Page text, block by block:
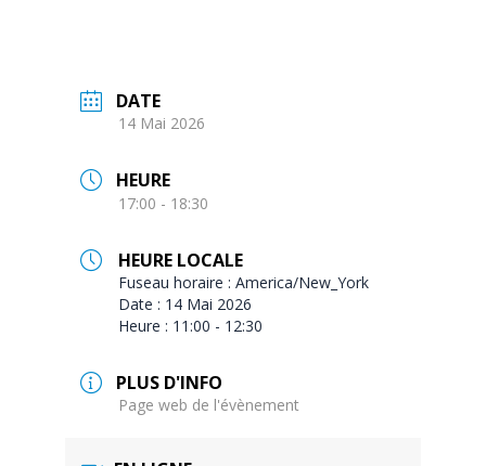
DATE
14 Mai 2026
HEURE
17:00 - 18:30
HEURE LOCALE
Fuseau horaire : America/New_York
Date : 14 Mai 2026
Heure : 11:00 - 12:30
PLUS D'INFO
Page web de l'évènement